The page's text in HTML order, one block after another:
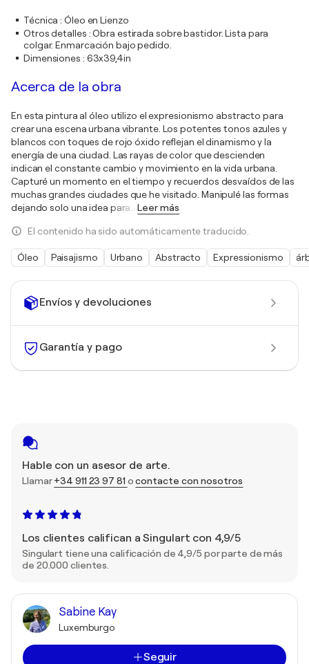
Envíos y devoluciones
Garantía y pago
Hable con un asesor de arte.
Llamar+34 911 23 97 81 ocontacte con nosotros
Los clientes califican a Singulart con 4,9/5
Singulart tiene una calificación de 4,9/5 por parte de más
de 20.000 clientes.
Sabine Kay
Luxemburgo
Seguir
Técnica :Óleo en Lienzo
Otros detalles :Obra estirada sobre bastidor. Lista para
colgar. Enmarcación bajo pedido.
Dimensiones : 63x39,4in
Acerca de la obra
En esta pintura al óleo utilizo el expresionismo abstracto para
crear una escena urbana vibrante. Los potentes tonos azules y
blancos con toques de rojo óxido reflejan el dinamismo y la
energía de una ciudad. Las rayas de color que descienden
indican el constante cambio y movimiento en la vida urbana.
Capturé un momento en el tiempo y recuerdos desvaídos de las
muchas grandes ciudades que he visitado. Manipulé las formas
dejando solo una idea para
Leer más
El contenido ha sido automáticamente traducido.
Óleo Paisajismo Urbano Abstracto Expressionismo